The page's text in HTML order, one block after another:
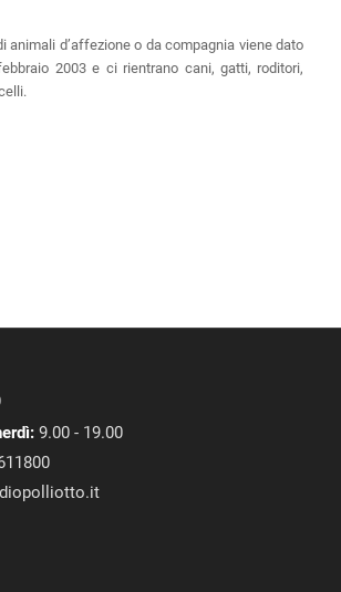
animali d’affezione o da compagnia viene dato
2003 e ci rientrano cani, gatti, roditori,
9.00 - 19.00